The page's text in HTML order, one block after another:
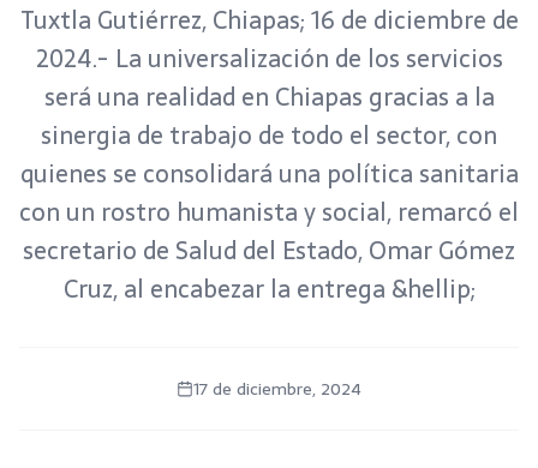
Tuxtla Gutiérrez, Chiapas; 16 de diciembre de
2024.- La universalización de los servicios
será una realidad en Chiapas gracias a la
sinergia de trabajo de todo el sector, con
quienes se consolidará una política sanitaria
con un rostro humanista y social, remarcó el
secretario de Salud del Estado, Omar Gómez
Cruz, al encabezar la entrega &hellip;
17 de diciembre, 2024